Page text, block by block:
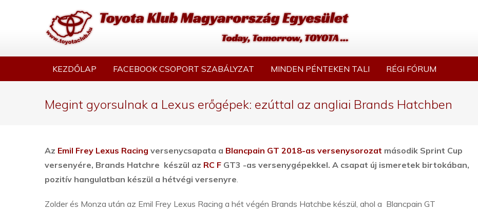
KEZDŐLAP FACEBOOK CSOPORT SZABÁLYZAT MINDEN PÉNTEKEN TALI RÉGI FÓRUM
Megint gyorsulnak a Lexus erőgépek: ezúttal az angliai Brands Hatchben
Az Emil Frey Lexus Racing versenycsapata a Blancpain GT 2018-as versenysorozat második Sprint Cup
versenyére, Brands Hatchre készül az RC F GT3 -as versenygépekkel. A csapat új ismeretek birtokában,
pozitív hangulatban készül a hétvégi versenyre.
Zolder és Monza után az Emil Frey Lexus Racing a hét végén Brands Hatchbe készül, ahol a Blancpain GT